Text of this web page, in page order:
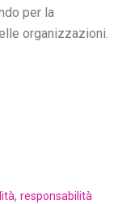
per la
organizzazioni.
, responsabilità